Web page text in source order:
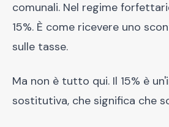
comunali. Nel regime
15%. È come ricevere uno
sulle tasse.
Ma non è tutto qui. Il 15% è
sostitutiva, che significa che